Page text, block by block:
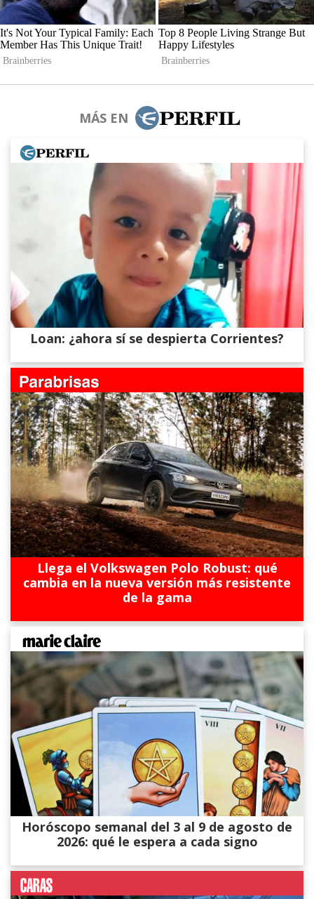
MÁS EN
Loan: ¿ahora sí se despierta Corrientes?
Llega el Volkswagen Polo Robust: qué
cambia en la nueva versión más resistente
de la gama
Horóscopo semanal del 3 al 9 de agosto de
2026: qué le espera a cada signo